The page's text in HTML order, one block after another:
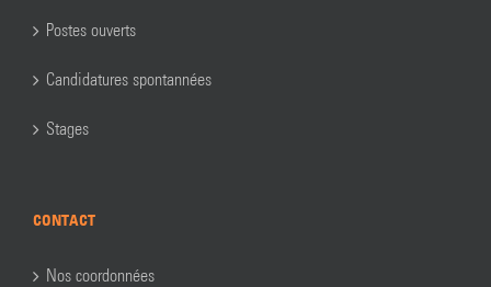
Postes ouverts
Candidatures spontannées
Stages
CONTACT
Nos coordonnées